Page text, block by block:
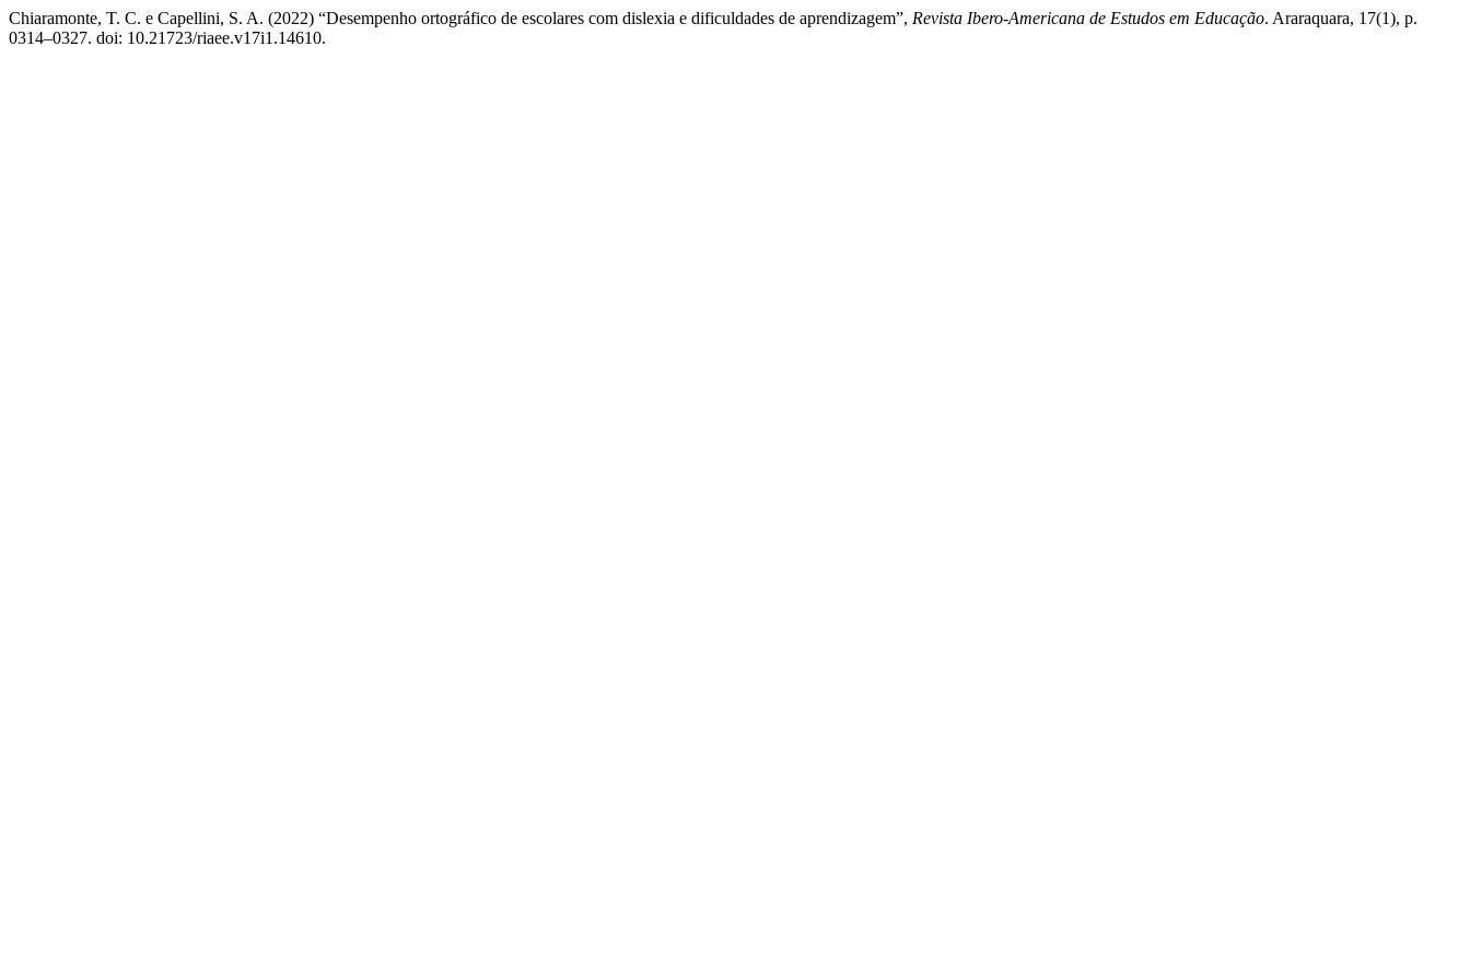
Chiaramonte, T. C. e Capellini, S. A. (2022) “Desempenho ortográfico de escolares com dislexia e dificuldades de aprendizagem”, Revista Ibero-Americana de Estudos em Educação. Araraquara, 17(1), p.
0314–0327. doi: 10.21723/riaee.v17i1.14610.